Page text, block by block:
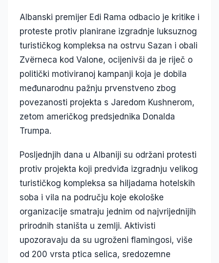
Albanski premijer Edi Rama odbacio je kritike i
proteste protiv planirane izgradnje luksuznog
turističkog kompleksa na ostrvu Sazan i obali
Zvërneca kod Valone, ocijenivši da je riječ o
politički motiviranoj kampanji koja je dobila
međunarodnu pažnju prvenstveno zbog
povezanosti projekta s Jaredom Kushnerom,
zetom američkog predsjednika Donalda
Trumpa.
Posljednjih dana u Albaniji su održani protesti
protiv projekta koji predviđa izgradnju velikog
turističkog kompleksa sa hiljadama hotelskih
soba i vila na području koje ekološke
organizacije smatraju jednim od najvrijednijih
prirodnih staništa u zemlji. Aktivisti
upozoravaju da su ugroženi flamingosi, više
od 200 vrsta ptica selica, sredozemne